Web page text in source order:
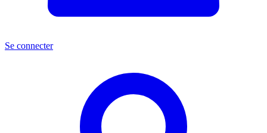
Se connecter